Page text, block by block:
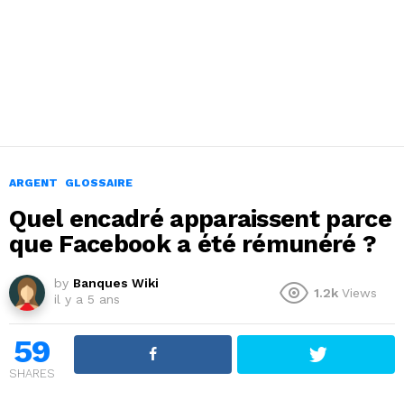
ARGENT GLOSSAIRE
Quel encadré apparaissent parce
que Facebook a été rémunéré ?
by Banques Wiki
il y a 5 ans
1.2k Views
59
SHARES